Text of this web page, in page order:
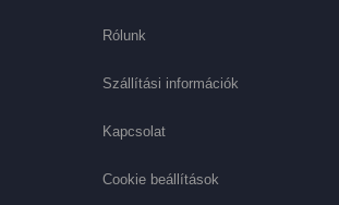
Rólunk
Szállítási információk
Kapcsolat
Cookie beállítások